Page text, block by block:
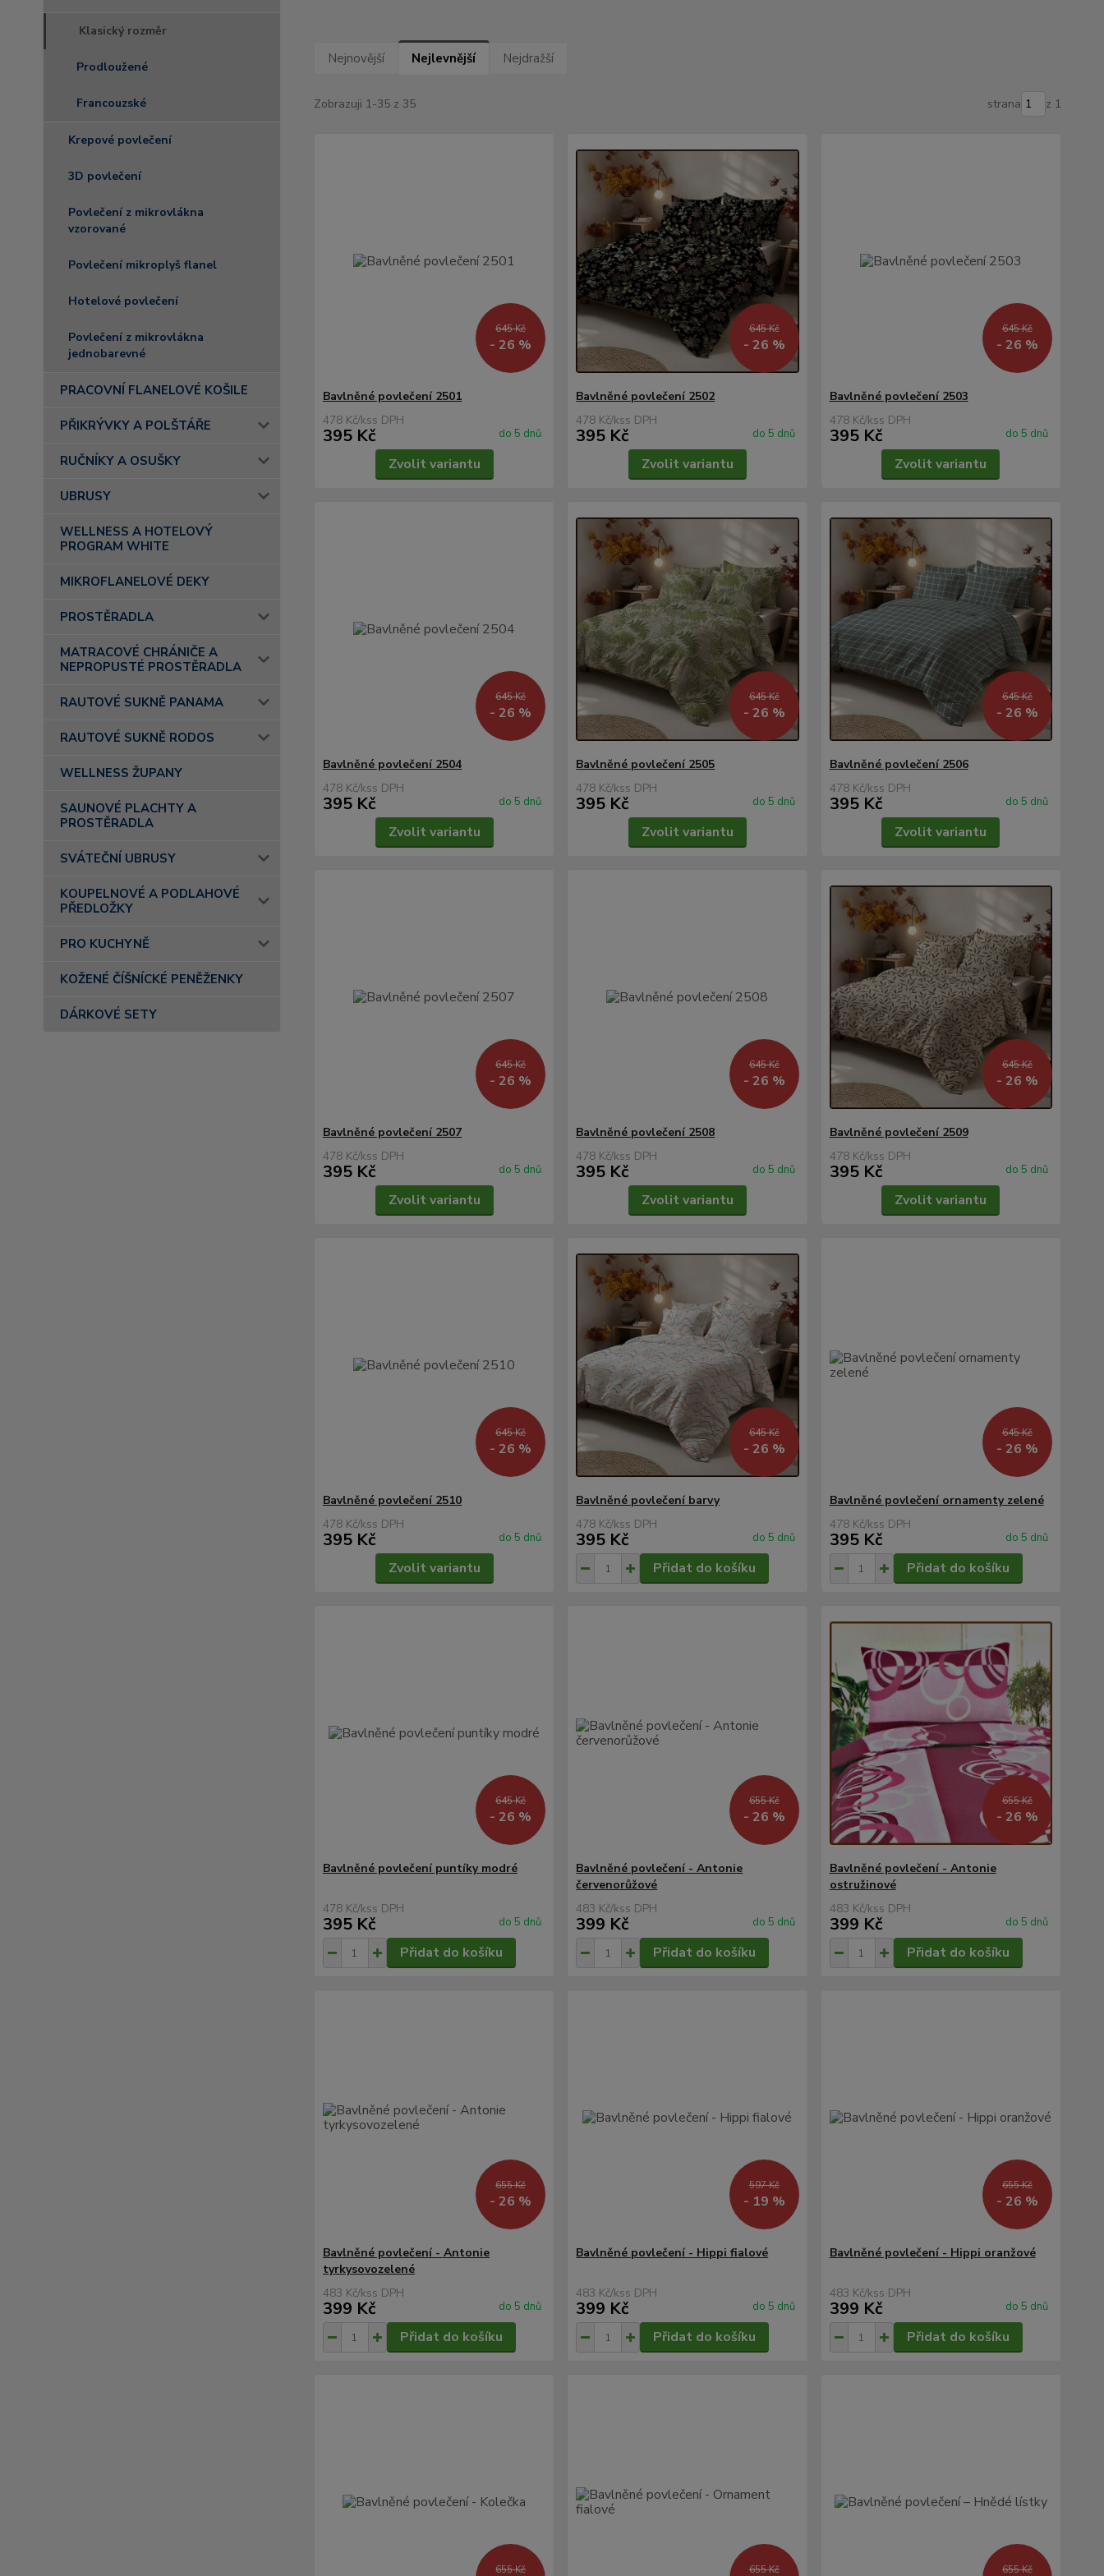
Klasický rozměr
Prodloužené
Francouzské
Krepové povlečení
3D povlečení
Povlečení z mikrovlákna
vzorované
Povlečení mikroplyš flanel
Hotelové povlečení
Povlečení z mikrovlákna
jednobarevné
PRACOVNÍ FLANELOVÉ KOŠILE
PŘIKRÝVKY A POLŠTÁŘE
RUČNÍKY A OSUŠKY
UBRUSY
WELLNESS A HOTELOVÝ
PROGRAM WHITE
MIKROFLANELOVÉ DEKY
PROSTĚRADLA
MATRACOVÉ CHRÁNIČE A
NEPROPUSTÉ PROSTĚRADLA
RAUTOVÉ SUKNĚ PANAMA
RAUTOVÉ SUKNĚ RODOS
WELLNESS ŽUPANY
SAUNOVÉ PLACHTY A
PROSTĚRADLA
SVÁTEČNÍ UBRUSY
KOUPELNOVÉ A PODLAHOVÉ
PŘEDLOŽKY
PRO KUCHYNĚ
KOŽENÉ ČÍŠNÍCKÉ PENĚŽENKY
DÁRKOVÉ SETY
Nejnovější Nejlevnější Nejdražší
Zobrazuji 1-35 z 35 strana z 1
645 Kč
- 26 %
Bavlněné povlečení 2501
478 Kč/ks
395 Kč do 5 dnů
Zvolit variantu
645 Kč
- 26 %
Bavlněné povlečení 2502
478 Kč/ks
395 Kč do 5 dnů
Zvolit variantu
645 Kč
- 26 %
Bavlněné povlečení 2503
478 Kč/ks
395 Kč do 5 dnů
Zvolit variantu
645 Kč
- 26 %
Bavlněné povlečení 2504
478 Kč/ks
395 Kč do 5 dnů
Zvolit variantu
645 Kč
- 26 %
Bavlněné povlečení 2505
478 Kč/ks
395 Kč do 5 dnů
Zvolit variantu
645 Kč
- 26 %
Bavlněné povlečení 2506
478 Kč/ks
395 Kč do 5 dnů
Zvolit variantu
645 Kč
- 26 %
Bavlněné povlečení 2507
478 Kč/ks
395 Kč do 5 dnů
Zvolit variantu
645 Kč
- 26 %
Bavlněné povlečení 2508
478 Kč/ks
395 Kč do 5 dnů
Zvolit variantu
645 Kč
- 26 %
Bavlněné povlečení 2509
478 Kč/ks
395 Kč do 5 dnů
Zvolit variantu
645 Kč
- 26 %
Bavlněné povlečení 2510
478 Kč/ks
395 Kč do 5 dnů
Zvolit variantu
645 Kč
- 26 %
Bavlněné povlečení barvy
478 Kč/ks
395 Kč do 5 dnů
Přidat do košíku
645 Kč
- 26 %
Bavlněné povlečení ornamenty zelené
478 Kč/ks
395 Kč do 5 dnů
Přidat do košíku
645 Kč
- 26 %
Bavlněné povlečení puntíky modré
478 Kč/ks
395 Kč do 5 dnů
Přidat do košíku
655 Kč
- 26 %
Bavlněné povlečení - Antonie
červenorůžové
483 Kč/ks
399 Kč do 5 dnů
Přidat do košíku
655 Kč
- 26 %
Bavlněné povlečení - Antonie
ostružinové
483 Kč/ks
399 Kč do 5 dnů
Přidat do košíku
655 Kč
- 26 %
Bavlněné povlečení - Antonie
tyrkysovozelené
483 Kč/ks
399 Kč do 5 dnů
Přidat do košíku
597 Kč
- 19 %
Bavlněné povlečení - Hippi fialové
483 Kč/ks
399 Kč do 5 dnů
Přidat do košíku
655 Kč
- 26 %
Bavlněné povlečení - Hippi oranžové
483 Kč/ks
399 Kč do 5 dnů
Přidat do košíku
655 Kč 655 Kč 655 Kč